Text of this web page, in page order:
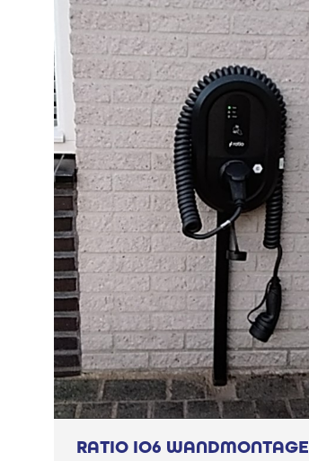
RATIO IO6 WANDMONTAGE